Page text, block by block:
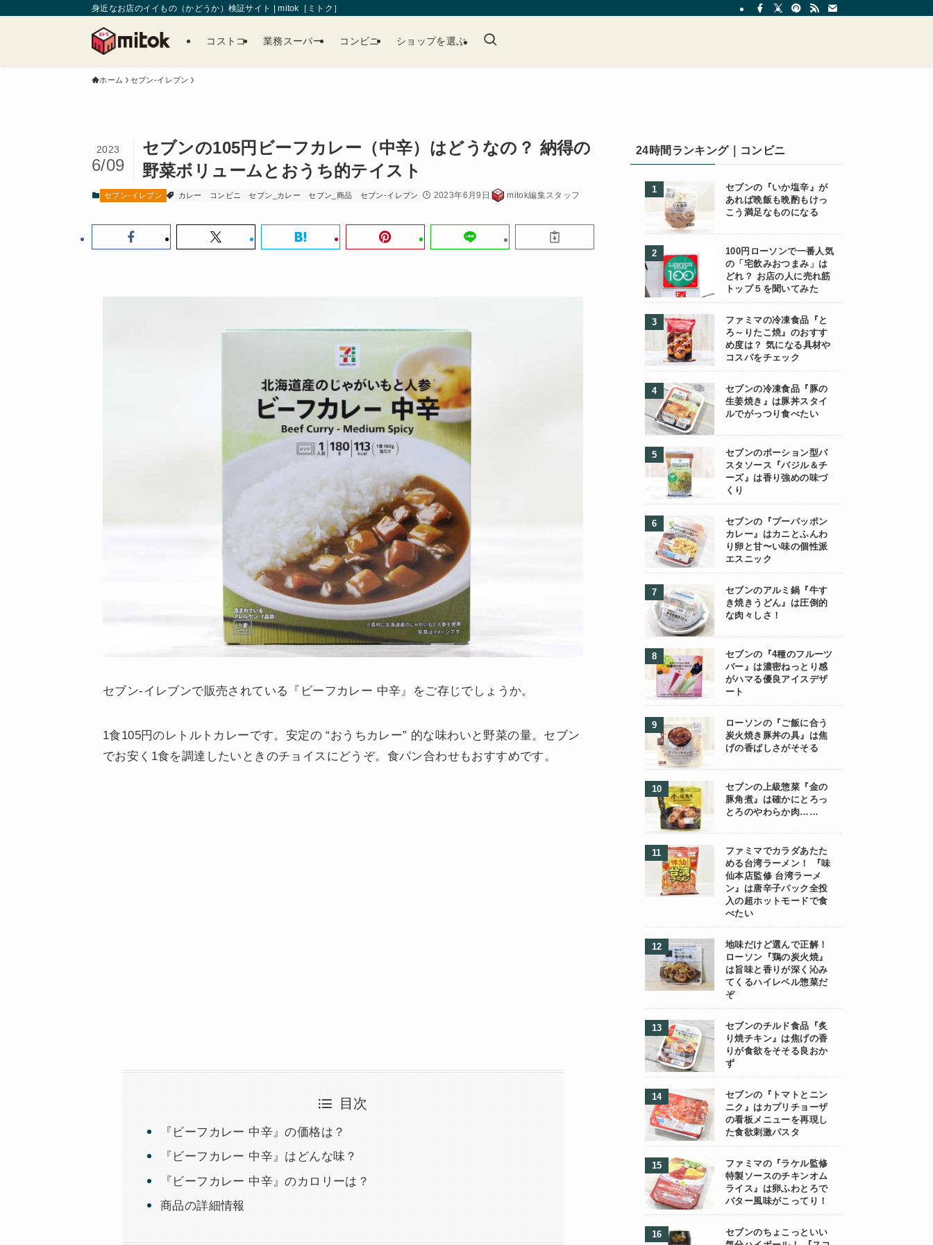
身近なお店のイイもの（かどうか）検証サイト | mitok［ミトク］
コストコ 業務スーパー コンビニ ショップを選ぶ
ホーム セブン-イレブン
セブンの105円ビーフカレー（中辛）はどうなの？ 納得の
野菜ボリュームとおうち的テイスト
2023
6/09
セブン-イレブン カレー コンビニ セブン_カレー セブン_商品 セブン-イレブン 2023年6月9日 mitok編集スタッフ
セブン-イレブンで販売されている『ビーフカレー 中辛』をご存じでしょうか。
1食105円のレトルトカレーです。安定の “おうちカレー” 的な味わいと野菜の量。セブン
でお安く1食を調達したいときのチョイスにどうぞ。食パン合わせもおすすめです。
目次
『ビーフカレー 中辛』の価格は？
『ビーフカレー 中辛』はどんな味？
『ビーフカレー 中辛』のカロリーは？
商品の詳細情報
24時間ランキング｜コンビニ
セブンの『いか塩辛』が
あれば晩飯も晩酌もけっ
こう満足なものになる
100円ローソンで一番人気
の「宅飲みおつまみ」は
どれ？ お店の人に売れ筋
トップ５を聞いてみた
ファミマの冷凍食品『と
ろ～りたこ焼』のおすす
め度は？ 気になる具材や
コスパをチェック
セブンの冷凍食品『豚の
生姜焼き』は豚丼スタイ
ルでがっつり食べたい
セブンのポーション型パ
スタソース『バジル＆チ
ーズ』は香り強めの味づ
くり
セブンの『プーパッポン
カレー』はカニとふんわ
り卵と甘〜い味の個性派
エスニック
セブンのアルミ鍋『牛す
き焼きうどん』は圧倒的
な肉々しさ！
セブンの『4種のフルーツ
バー』は濃密ねっとり感
がハマる優良アイスデザ
ート
ローソンの『ご飯に合う
炭火焼き豚丼の具』は焦
げの香ばしさがそそる
セブンの上級惣菜『金の
豚角煮』は確かにとろっ
とろのやわらか肉……
ファミマでカラダあたた
める台湾ラーメン！ 『味
仙本店監修 台湾ラーメ
ン』は唐辛子パック全投
入の超ホットモードで食
べたい
地味だけど選んで正解！
ローソン『鶏の炭火焼』
は旨味と香りが深く沁み
てくるハイレベル惣菜だ
ぞ
セブンのチルド食品『炙
り焼チキン』は焦げの香
りが食欲をそそる良おか
ず
セブンの『トマトとニン
ニク』はカプリチョーザ
の看板メニューを再現し
た食欲刺激パスタ
ファミマの『ラケル監修
特製ソースのチキンオム
ライス』は卵ふわとろで
バター風味がこってり！
セブンのちょこっといい